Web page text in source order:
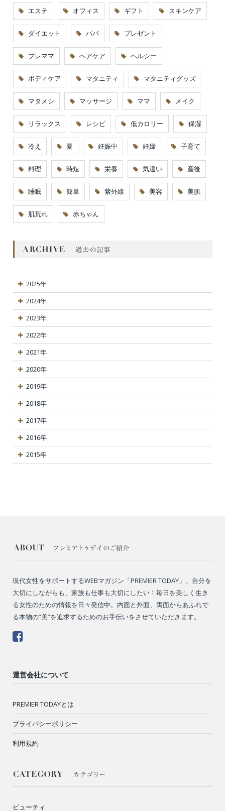
エステ オフィス ギフト スキンケア
ダイエット パパ プレゼント
プレママ ヘアケア ヘルシー
ボディケア マタニティ マタニティグッズ
マタメシ マッサージ ママ メイク
リラックス レシピ 低カロリー 保湿
冷え 夏 妊娠中 妊婦 子育て
料理 時短 栄養 気遣い 産後
睡眠 簡単 紫外線 美容 美肌
肌荒れ 赤ちゃん
2025年
2024年
2023年
2022年
2021年
2020年
2019年
2018年
2017年
2016年
2015年
現代女性をサポートするWEBマガジン「PREMIER TODAY」。自分を
大切にしながらも、家族も仕事も大切にしたい！毎日を美しく生き
る女性のための情報を日々発信中。内面と外面、両面からあふれで
る本物の“美”を追求するためのお手伝いをさせていただきます。
運営会社について
PREMIER TODAYとは
プライバシーポリシー
利用規約
ビューティ